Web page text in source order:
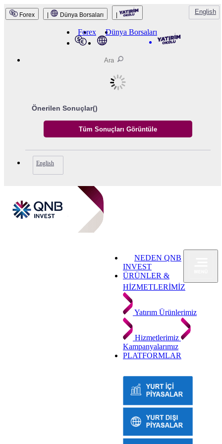
QNB Invest
Forex Dünya Borsaları English
Forex Dünya Borsaları
Önerilen Sonuçlar()
English
NEDEN QNB
INVEST
ÜRÜNLER &
HİZMETLERİMİZ
Yatırım Ürünlerimiz
Hizmetlerimiz
Kampanyalarımız
PLATFORMLAR